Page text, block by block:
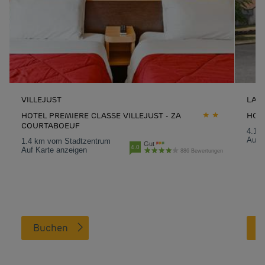
VILLEJUST
HOTEL PREMIERE CLASSE VILLEJUST - ZA
COURTABOEUF
1.4 km vom Stadtzentrum
Auf Karte anzeigen
4.0 Gut
886 Bewertungen
Buchen
LA
4.1
Auf